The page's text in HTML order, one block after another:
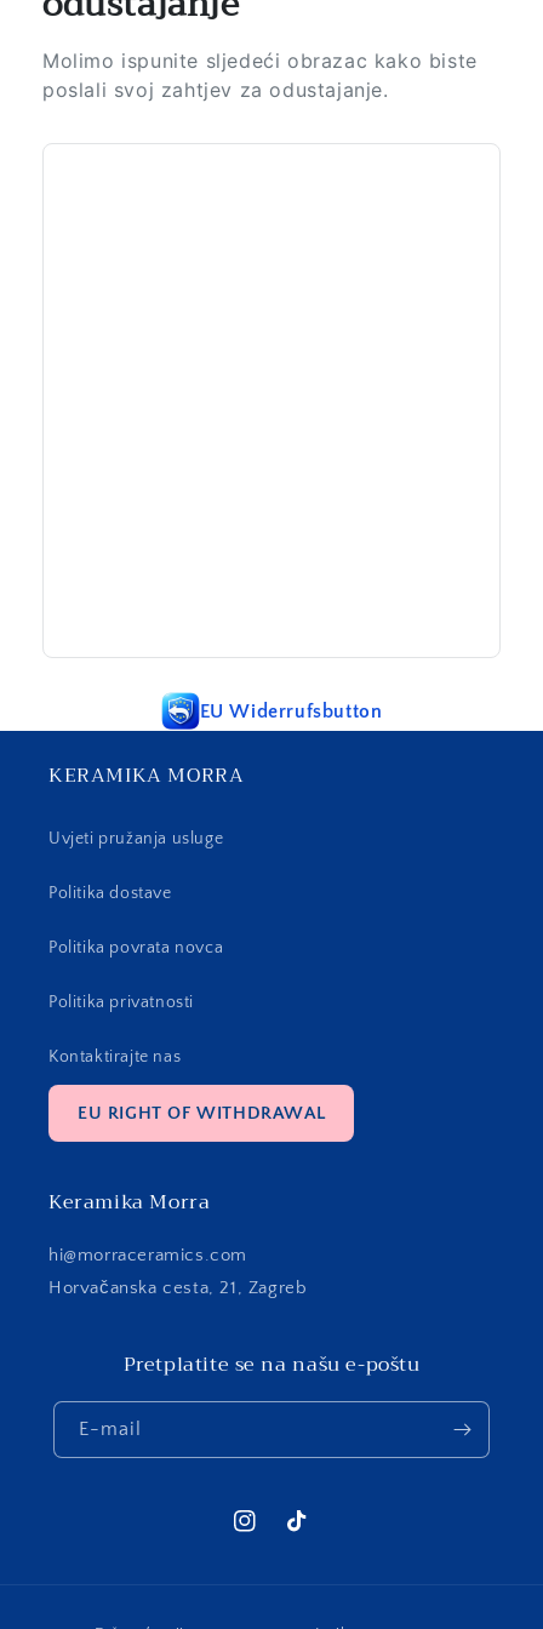
Molimo ispunite sljedeći obrazac kako biste
poslali svoj zahtjev za odustajanje.
EU Widerrufsbutton
KERAMIKA MORRA
Uvjeti pružanja usluge
Politika dostave
Politika povrata novca
Politika privatnosti
Kontaktirajte nas
EU RIGHT OF WITHDRAWAL
Keramika Morra
hi@morraceramics.com
Horvačanska cesta, 21, Zagreb
Pretplatite se na našu e-poštu
E-mail
InstagramTikTok